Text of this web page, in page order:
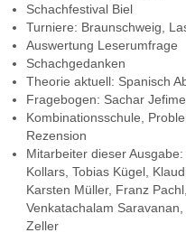
Schachfestival Biel
Turniere: Braunschweig,
Auswertung Leserumfrage
Schachgedanken
Theorie aktuell: Spanisch
Fragebogen: Sachar
Kombinationsschule,
Rezension
Mitarbeiter dieser
Kollars, Tobias Kügel,
Karsten Müller, Franz
Venkatachalam
Zeller